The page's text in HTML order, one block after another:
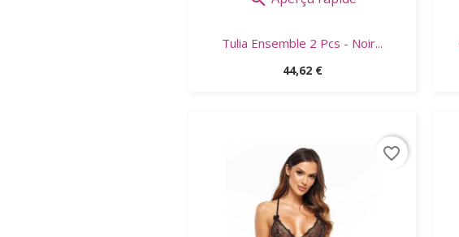
Tulia Ensemble 2 Pcs - Noir...
Prix
44,62 €
favorite_border